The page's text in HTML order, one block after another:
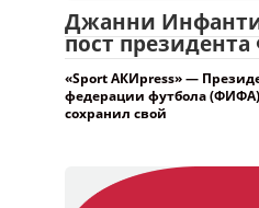
Джанни
пост
«Sport АКИpress» —
федерации футбола
сохранил свой